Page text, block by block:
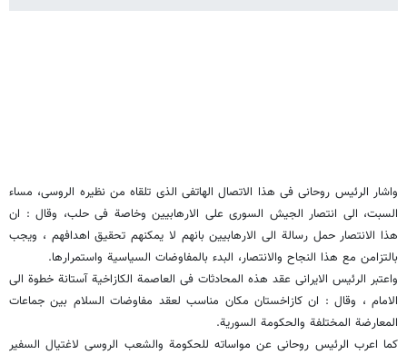
واشار الرئیس روحانی فی هذا الاتصال الهاتفی الذی تلقاه من نظیره الروسی، مساء
السبت، الی انتصار الجیش السوری علی الارهابیین وخاصة فی حلب، وقال : ان
هذا الانتصار حمل رسالة الی الارهابیین بانهم لا یمکنهم تحقیق اهدافهم ، ویجب
بالتزامن مع هذا النجاح والانتصار، البدء بالمفاوضات السیاسیة واستمرارها.
واعتبر الرئیس الایرانی عقد هذه المحادثات فی العاصمة الکازاخیة آستانة خطوة الی
الامام ، وقال : ان کازاخستان مکان مناسب لعقد مفاوضات السلام بین جماعات
المعارضة المختلفة والحکومة السوریة.
کما اعرب الرئیس روحانی عن مواساته للحکومة والشعب الروسی لاغتیال السفیر